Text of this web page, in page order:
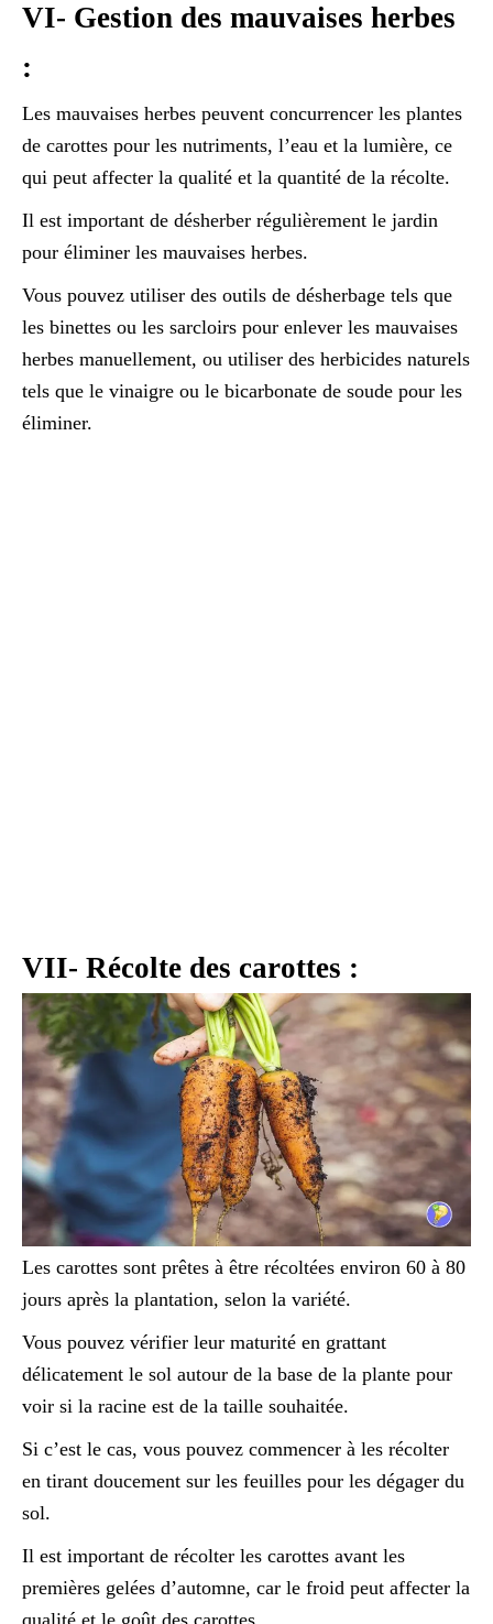
VI- Gestion des mauvaises herbes
:
Les mauvaises herbes peuvent concurrencer les plantes
de carottes pour les nutriments, l’eau et la lumière, ce
qui peut affecter la qualité et la quantité de la récolte.
Il est important de désherber régulièrement le jardin
pour éliminer les mauvaises herbes.
Vous pouvez utiliser des outils de désherbage tels que
les binettes ou les sarcloirs pour enlever les mauvaises
herbes manuellement, ou utiliser des herbicides naturels
tels que le vinaigre ou le bicarbonate de soude pour les
éliminer.
VII- Récolte des carottes :
Les carottes sont prêtes à être récoltées environ 60 à 80
jours après la plantation, selon la variété.
Vous pouvez vérifier leur maturité en grattant
délicatement le sol autour de la base de la plante pour
voir si la racine est de la taille souhaitée.
Si c’est le cas, vous pouvez commencer à les récolter
en tirant doucement sur les feuilles pour les dégager du
sol.
Il est important de récolter les carottes avant les
premières gelées d’automne, car le froid peut affecter la
qualité et le goût des carottes.